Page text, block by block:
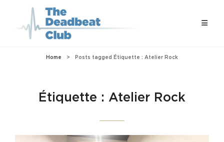
Home > Posts tagged Étiquette : Atelier Rock
Étiquette : Atelier Rock